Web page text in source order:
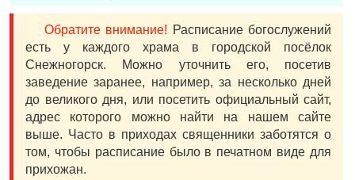
Обратите внимание! Расписание богослужений
есть у каждого храма в городской посёлок
Снежногорск. Можно уточнить его, посетив
заведение заранее, например, за несколько дней
до великого дня, или посетить официальный сайт,
адрес которого можно найти на нашем сайте
выше. Часто в приходах священники заботятся о
том, чтобы расписание было в печатном виде для
прихожан.